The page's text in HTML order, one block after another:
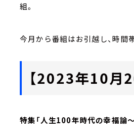
組。
今月から番組はお引越し、時間
【2023年10月
特集「人生100年時代の幸福論